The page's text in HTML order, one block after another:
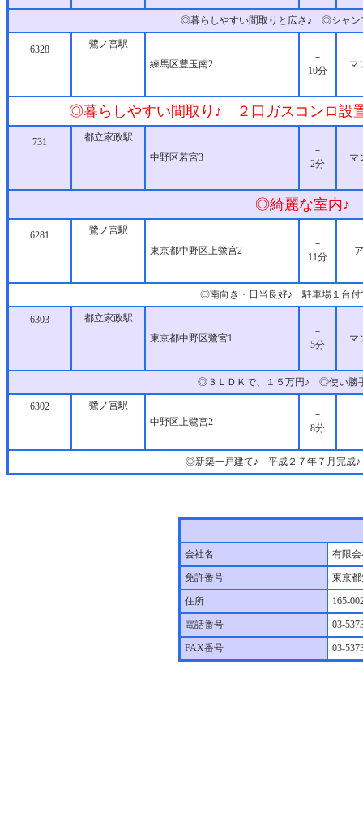
◎暮らしやすい間取りと広さ♪ ◎シャ
6328
鷺ノ宮駅
練馬区豊玉南2
－
10分
マ
◎暮らしやすい間取り♪ ２口ガスコンロ
731
都立家政駅
中野区若宮3
－
2分
マ
◎綺麗な室内♪
6281
鷺ノ宮駅
東京都中野区上鷺宮2
－
11分
◎南向き・日当良好♪ 駐車場１台
6303
都立家政駅
東京都中野区鷺宮1
－
5分
マ
◎３ＬＤＫで、１５万円♪ ◎使い
6302
鷺ノ宮駅
中野区上鷺宮2
－
8分
◎新築一戸建て♪ 平成２７年７月完
会社名 有限
免許番号 東京
住所 165-
電話番号 03-
FAX番号 03-